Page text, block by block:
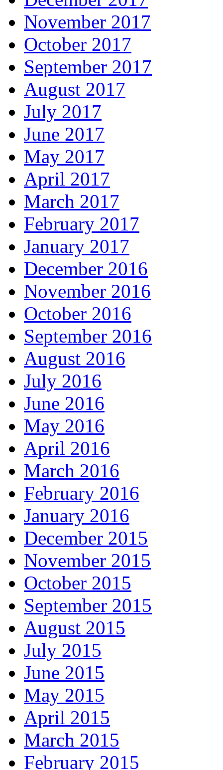
November 2017
October 2017
September 2017
August 2017
July 2017
June 2017
May 2017
April 2017
March 2017
February 2017
January 2017
December 2016
November 2016
October 2016
September 2016
August 2016
July 2016
June 2016
May 2016
April 2016
March 2016
February 2016
January 2016
December 2015
November 2015
October 2015
September 2015
August 2015
July 2015
June 2015
May 2015
April 2015
March 2015
February 2015